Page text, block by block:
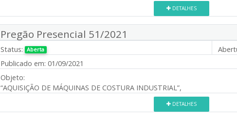
DETALHES
Pregão Presencial 51/2021
Status: Aberta
Publicado em: 01/09/2021
Objeto:
“AQUISIÇÃO DE MÁQUINAS DE COSTURA INDUSTRIAL”,
DETALHES